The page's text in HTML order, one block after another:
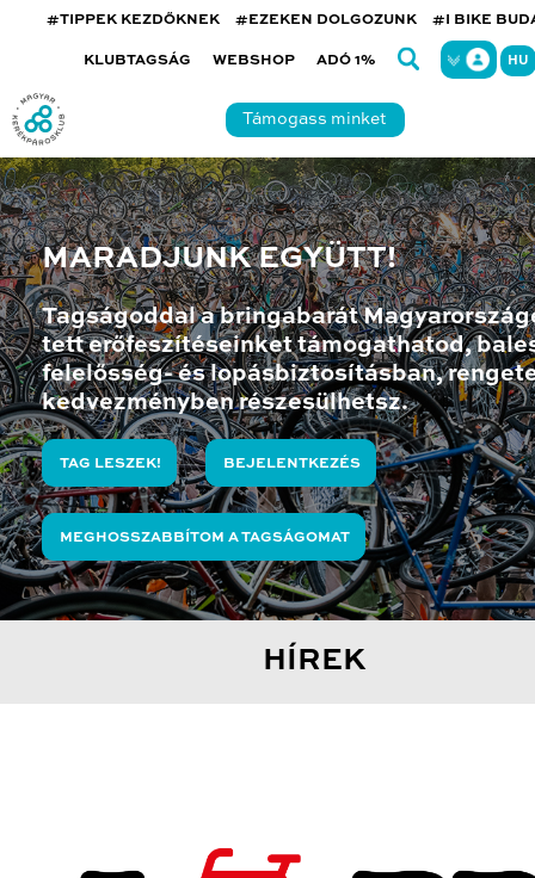
#TIPPEK KEZDŐKNEK #EZEKEN DOLGOZUNK #I BIKE
KLUBTAGSÁG WEBSHOP ADÓ 1% HU
Támogass minket
MARADJUNK EGYÜTT!
Tagságoddal a bringabarát
tett erőfeszítéseinket támogathatod,
felelősség- és lopásbiztosításban,
kedvezményben részesülhetsz.
TAG LESZEK! BEJELENTKEZÉS
MEGHOSSZABBÍTOM A TAGSÁGOMAT
HÍREK